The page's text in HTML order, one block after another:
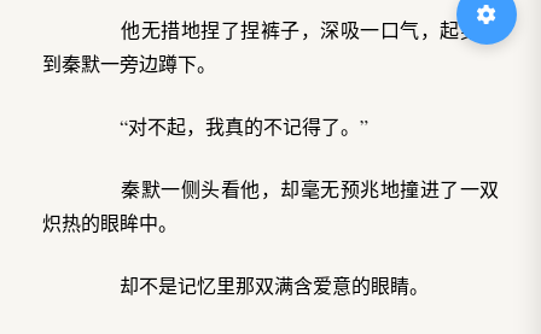
他无措地捏了捏裤子，深吸一口气，起身走
到秦默一旁边蹲下。
“对不起，我真的不记得了。”
秦默一侧头看他，却毫无预兆地撞进了一双
炽热的眼眸中。
却不是记忆里那双满含爱意的眼睛。